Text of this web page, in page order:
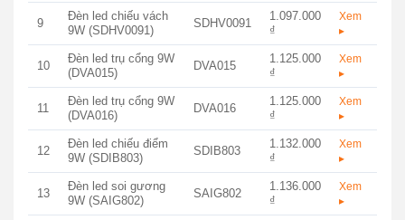
9
Đèn led chiếu vách
9W (SDHV0091)
SDHV0091
1.097.000
₫
Xem
▸
10
Đèn led trụ cổng 9W
(DVA015)
DVA015
1.125.000
₫
Xem
▸
11
Đèn led trụ cổng 9W
(DVA016)
DVA016
1.125.000
₫
Xem
▸
12
Đèn led chiếu điểm
9W (SDIB803)
SDIB803
1.132.000
₫
Xem
▸
13
Đèn led soi gương
9W (SAIG802)
SAIG802
1.136.000
₫
Xem
▸